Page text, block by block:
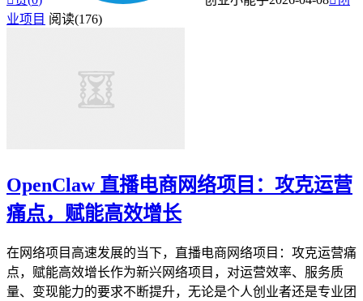
业项目 阅读(176)
OpenClaw 直播电商网络项目：攻克运营
痛点，赋能高效增长
在网络项目高速发展的当下，直播电商网络项目：攻克运营痛
点，赋能高效增长作为新兴网络项目，对运营效率、服务质
量、变现能力的要求不断提升，无论是个人创业者还是专业团